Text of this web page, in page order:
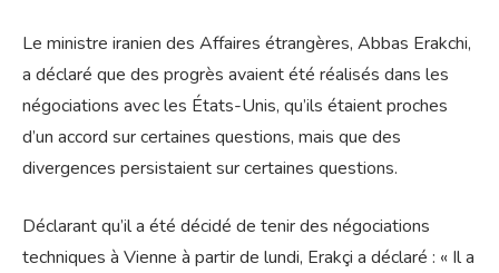
Le ministre iranien des Affaires étrangères, Abbas Erakchi,
a déclaré que des progrès avaient été réalisés dans les
négociations avec les États-Unis, qu’ils étaient proches
d’un accord sur certaines questions, mais que des
divergences persistaient sur certaines questions.
Déclarant qu’il a été décidé de tenir des négociations
techniques à Vienne à partir de lundi, Erakçi a déclaré : « Il a